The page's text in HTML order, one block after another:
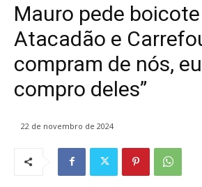
Mauro pede
Atacadão e
compram de nós,
compro deles”
22 de novembro de 2024